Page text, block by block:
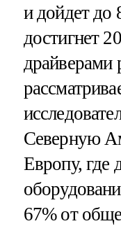
и дойдет до
достигнет
драйверами
Северную
Европу, где
67% от